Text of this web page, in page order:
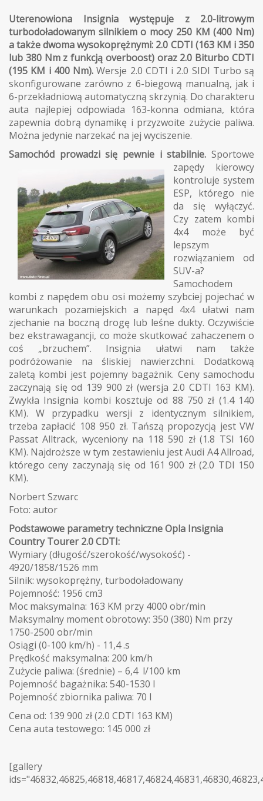
Uterenowiona Insignia występuje z 2.0-litrowym
turbodoładowanym silnikiem o mocy 250 KM (400 Nm)
a także dwoma wysokoprężnymi: 2.0 CDTI (163 KM i 350
lub 380 Nm z funkcją overboost) oraz 2.0 Biturbo CDTI
(195 KM i 400 Nm).Wersje 2.0 CDTI i 2.0 SIDI Turbo są
skonfigurowane zarówno z 6-biegową manualną, jak i
6-przekładniową automatyczną skrzynią. Do charakteru
auta najlepiej odpowiada 163-konna odmiana, która
zapewnia dobrą dynamikę i przyzwoite zużycie paliwa.
Można jedynie narzekać na jej wyciszenie.
Samochód prowadzi się pewnie i stabilnie. Sportowe
zapędy kierowcy
kontroluje system
ESP, którego nie
da się wyłączyć.
Czy zatem kombi
4x4 może być
lepszym
rozwiązaniem od
SUV-a?
Samochodem
kombi z napędem obu osi możemy szybciej pojechać w
warunkach pozamiejskich a napęd 4x4 ułatwi nam
zjechanie na boczną drogę lub leśne dukty. Oczywiście
bez ekstrawagancji, co może skutkować zahaczenem o
coś „brzuchem”. Insignia ułatwi nam także
podróżowanie na śliskiej nawierzchni. Dodatkową
zaletą kombi jest pojemny bagażnik. Ceny samochodu
zaczynają się od 139 900 zł (wersja 2.0 CDTI 163 KM).
Zwykła Insignia kombi kosztuje od 88 750 zł (1.4 140
KM). W przypadku wersji z identycznym silnikiem,
trzeba zapłacić 108 950 zł. Tańszą propozycją jest VW
Passat Alltrack, wyceniony na 118 590 zł (1.8 TSI 160
KM). Najdroższe w tym zestawieniu jest Audi A4 Allroad,
którego ceny zaczynają się od 161 900 zł (2.0 TDI 150
KM).
Norbert Szwarc
Foto: autor
Podstawowe parametry techniczne Opla Insignia
Country Tourer 2.0 CDTI:
Wymiary (długość/szerokość/wysokość) -
4920/1858/1526 mm
Silnik: wysokoprężny, turbodoładowany
Pojemność: 1956 cm3
Moc maksymalna: 163 KM przy 4000 obr/min
Maksymalny moment obrotowy: 350 (380) Nm przy
1750-2500 obr/min
Osiągi (0-100 km/h) - 11,4 .s
Prędkość maksymalna: 200 km/h
Zużycie paliwa: (średnie) – 6,4 l/100 km
Pojemność bagażnika: 540-1530 l
Pojemność zbiornika paliwa: 70 l
Cena od: 139 900 zł (2.0 CDTI 163 KM)
Cena auta testowego: 145 000 zł
[gallery